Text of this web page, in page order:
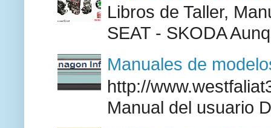
Libros de Taller,
SEAT - SKODA
Manuales de
http://
Manual del usuario